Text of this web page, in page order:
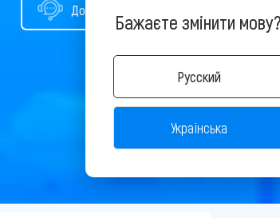
Бажаєте змінити
Русский
Українська
Допомога у виборі туру